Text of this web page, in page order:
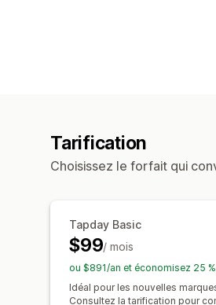
Tarification
Choisissez le forfait qui
Tapday Basic
$99/ mois
ou $891/an et économisez 25 %
Idéal pour les nouvelles
Consultez la tarification pour